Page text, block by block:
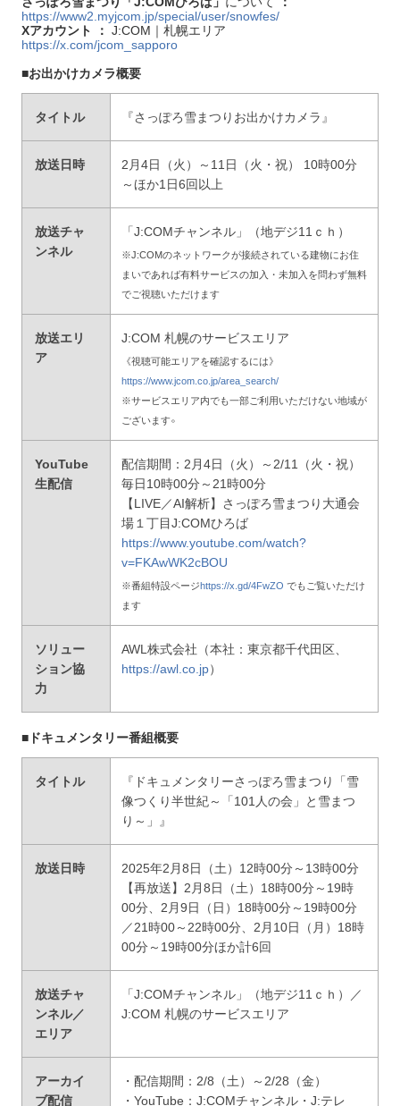
https://www2.myjcom.jp/special/user/snowfes/
Xアカウント ： J:COM｜札幌エリア
https://x.com/jcom_sapporo
■お出かけカメラ概要
タイトル 『さっぽろ雪まつりお出かけカメラ』
放送日時
2月4日（火）～11日（火・祝） 10時00分
～ほか1日6回以上
放送チャ
ンネル
「J:COMチャンネル」（地デジ11ｃｈ）
※J:COMのネットワークが接続されている建物にお住
まいであれば有料サービスの加入・未加入を問わず無料
でご視聴いただけます
放送エリ
ア
J:COM 札幌のサービスエリア
《視聴可能エリアを確認するには》
https://www.jcom.co.jp/area_search/
※サービスエリア内でも一部ご利用いただけない地域が
ございます。
YouTube
生配信
配信期間：2月4日（火）～2/11（火・祝）
毎日10時00分～21時00分
【LIVE／AI解析】さっぽろ雪まつり大通会
場１丁目J:COMひろば
https://www.youtube.com/watch?
v=FKAwWK2cBOU
※番組特設ページhttps://x.gd/4FwZO でもご覧いただけ
ます
ソリュー
ション協
力
AWL株式会社（本社：東京都千代田区、
https://awl.co.jp）
■ドキュメンタリー番組概要
タイトル
『ドキュメンタリーさっぽろ雪まつり「雪
像つくり半世紀～「101人の会」と雪まつ
り～」』
放送日時
2025年2月8日（土）12時00分～13時00分
【再放送】2月8日（土）18時00分～19時
00分、2月9日（日）18時00分～19時00分
／21時00～22時00分、2月10日（月）18時
00分～19時00分ほか計6回
放送チャ
ンネル／
エリア
「J:COMチャンネル」（地デジ11ｃｈ）／
J:COM 札幌のサービスエリア
アーカイ
ブ配信
・配信期間：2/8（土）～2/28（金）
・YouTube：J:COMチャンネル・J:テレ